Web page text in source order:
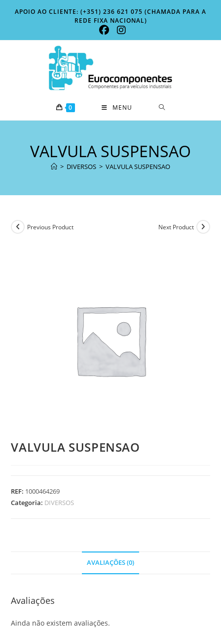
APOIO AO CLIENTE: (+351) 236 621 075 (CHAMADA PARA A
REDE FIXA NACIONAL)
0 MENU
VALVULA SUSPENSAO
> DIVERSOS > VALVULA SUSPENSAO
Previous Product Next Product
VALVULA SUSPENSAO
REF: 1000464269
Categoria: DIVERSOS
AVALIAÇÕES (0)
Avaliações
Ainda não existem avaliações.